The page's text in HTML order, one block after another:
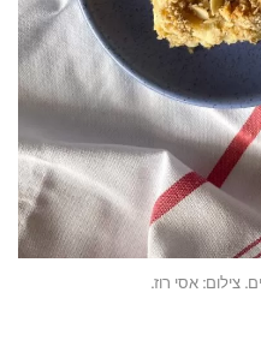
צילום: אסי רוז.